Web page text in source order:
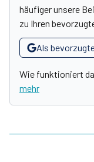
häufiger unsere
zu Ihren
Als
Wie funktioniert
mehr